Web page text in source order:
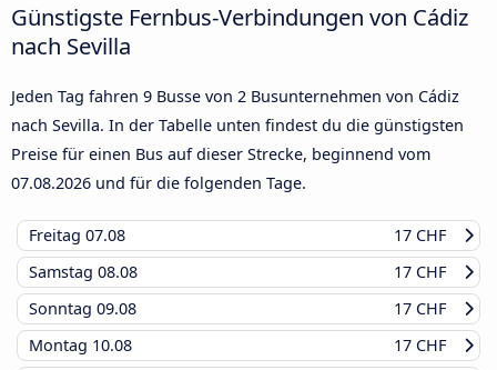
Günstigste Fernbus-Verbindungen von Cádiz
nach Sevilla
Jeden Tag fahren 9 Busse von 2 Busunternehmen von Cádiz
nach Sevilla. In der Tabelle unten findest du die günstigsten
Preise für einen Bus auf dieser Strecke, beginnend vom
07.08.2026 und für die folgenden Tage.
Freitag 07.08
17 CHF
Samstag 08.08
17 CHF
Sonntag 09.08
17 CHF
Montag 10.08
17 CHF